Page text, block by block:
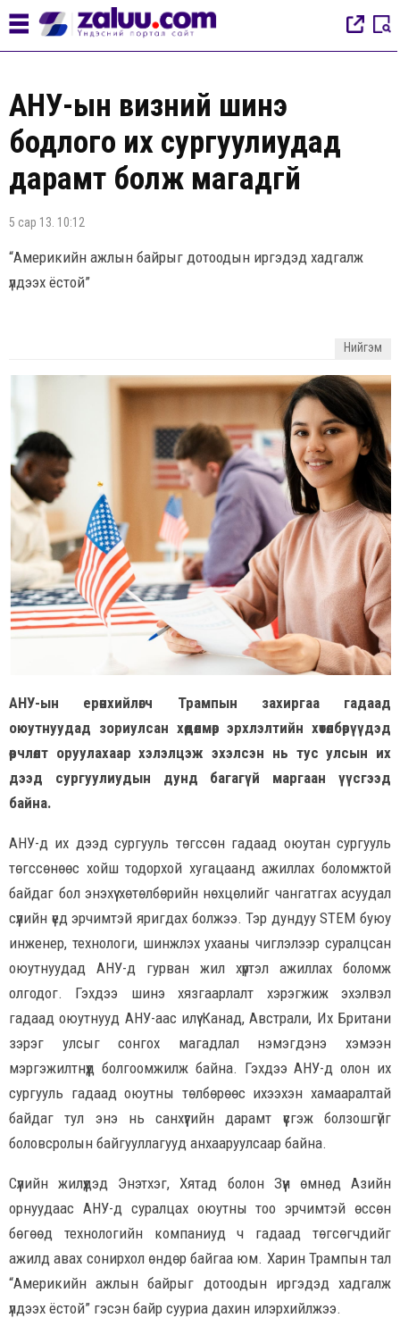
АНУ-ын визний шинэ
бодлого их сургуулиудад
дарамт болж магадгүй
5 сар 13. 10:12
“Америкийн ажлын байрыг дотоодын иргэдэд хадгалж
үлдээх ёстой”
Нийгэм
АНУ-ын ерөнхийлөгч Трампын захиргаа гадаад
оюутнуудад зориулсан хөдөлмөр эрхлэлтийн хөтөлбөрүүдэд
өөрчлөлт оруулахаар хэлэлцэж эхэлсэн нь тус улсын их
дээд сургуулиудын дунд багагүй маргаан үүсгээд
байна.
АНУ-д их дээд сургууль төгссөн гадаад оюутан сургууль
төгссөнөөс хойш тодорхой хугацаанд ажиллах боломжтой
байдаг бол энэхүү хөтөлбөрийн нөхцөлийг чангатгах асуудал
сүүлийн үед эрчимтэй яригдах болжээ. Тэр дундуу STEM буюу
инженер, технологи, шинжлэх ухааны чиглэлээр суралцсан
оюутнуудад АНУ-д гурван жил хүртэл ажиллах боломж
олгодог. Гэхдээ шинэ хязгаарлалт хэрэгжиж эхэлвэл
гадаад оюутнууд АНУ-аас илүү Канад, Австрали, Их Британи
зэрэг улсыг сонгох магадлал нэмэгдэнэ хэмээн
мэргэжилтнүүд болгоомжилж байна. Гэхдээ АНУ-д олон их
сургууль гадаад оюутны төлбөрөөс ихээхэн хамааралтай
байдаг тул энэ нь санхүүгийн дарамт үүсгэж болзошгүйг
боловсролын байгууллагууд анхааруулсаар байна.
Сүүлийн жилүүдэд Энэтхэг, Хятад болон Зүүн өмнөд Азийн
орнуудаас АНУ-д суралцах оюутны тоо эрчимтэй өссөн
бөгөөд технологийн компаниуд ч гадаад төгсөгчдийг
ажилд авах сонирхол өндөр байгаа юм. Харин Трампын тал
“Америкийн ажлын байрыг дотоодын иргэдэд хадгалж
үлдээх ёстой” гэсэн байр сууриа дахин илэрхийлжээ.